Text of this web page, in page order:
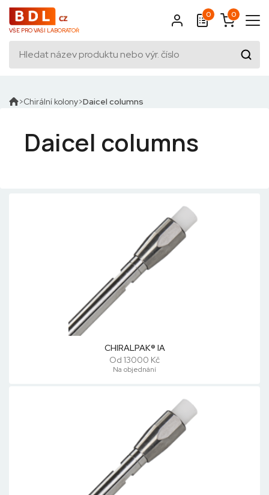
VŠE PRO VAŠI LABORATOŘ
0 0
Chirální kolony Daicel columns
Daicel columns
CHIRALPAK® IA
Od 13000 Kč
Na objednání